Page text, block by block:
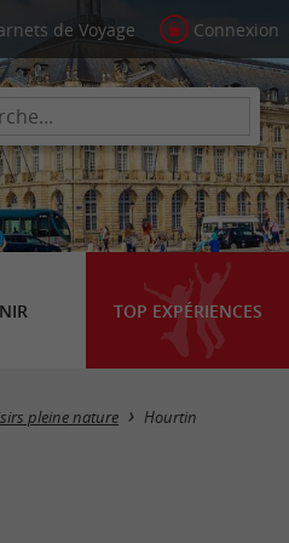
de Voyage Connexion
TOP EXPÉRIENCES
Masquer la carte
pleine nature Hourtin